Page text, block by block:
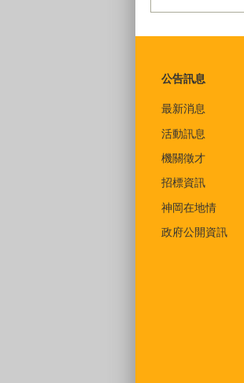
公告訊息
最新消息
活動訊息
機關徵才
招標資訊
神岡在地情
政府公開資訊